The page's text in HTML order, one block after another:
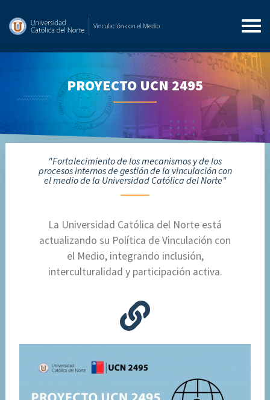
PROYECTO UCN 2495
"Fortalecimiento de los mecanismos y de los
procesos internos de gestión de la vinculación con
el medio de la Universidad Católica del Norte"
La Universidad Católica del Norte está
actualizando su Política de Vinculación con
el Medio, integrando inclusión,
interculturalidad y participación activa.